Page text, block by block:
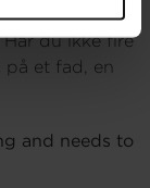
får hver
du ikke fire
et fad, en
and needs to